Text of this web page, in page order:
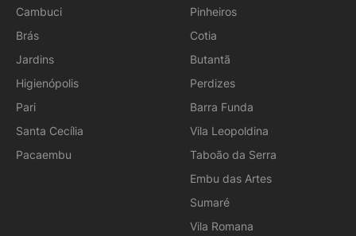
Cambuci
Brás
Jardins
Higienópolis
Pari
Santa Cecília
Pacaembu
Pinheiros
Cotia
Butantã
Perdizes
Barra Funda
Vila Leopoldina
Taboão da Serra
Embu das Artes
Sumaré
Vila Romana